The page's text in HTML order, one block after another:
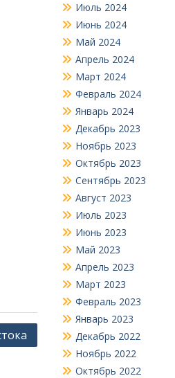
Июль 2024
Июнь 2024
Май 2024
Апрель 2024
Март 2024
Февраль 2024
Январь 2024
Декабрь 2023
Ноябрь 2023
Октябрь 2023
Сентябрь 2023
Август 2023
Июль 2023
Июнь 2023
Май 2023
Апрель 2023
Март 2023
Февраль 2023
Январь 2023
Декабрь 2022
Ноябрь 2022
Октябрь 2022